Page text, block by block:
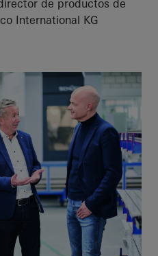
de productos de
International KG